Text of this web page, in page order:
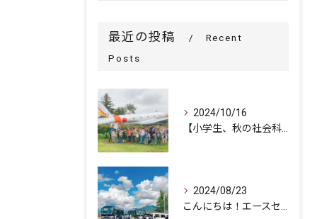
最近の投稿
Recent
Posts
2024/10/16
2024/08/23